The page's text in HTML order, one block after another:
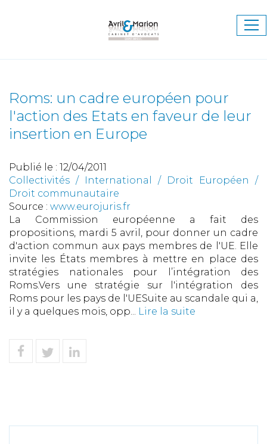
Roms: un cadre européen pour
l'action des Etats en faveur de leur
insertion en Europe
Publié le : 12/04/2011
Collectivités / International / Droit Européen /
Droit communautaire
Source : www.eurojuris.fr
La Commission européenne a fait des
propositions, mardi 5 avril, pour donner un cadre
d'action commun aux pays membres de l'UE. Elle
invite les États membres à mettre en place des
stratégies nationales pour l’intégration des
Roms.Vers une stratégie sur l'intégration des
Roms pour les pays de l'UESuite au scandale qui a,
il y a quelques mois, opp... Lire la suite